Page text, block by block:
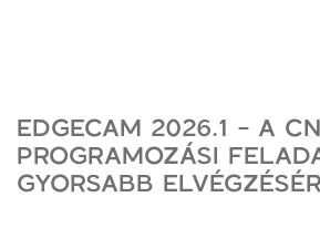
EDGECAM 2026.1 - A
PROGRAMOZÁSI
GYORSABB